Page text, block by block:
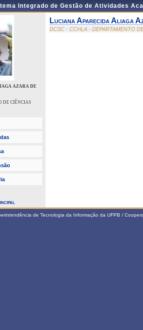
Integrado de Gestão de Atividades
AZARA DE
DE CIÊNCIAS
Luciana Aparecida Aliaga
DCSC - CCHLA - DEPARTAMENTO
de Tecnologia da Informação da UFPB /